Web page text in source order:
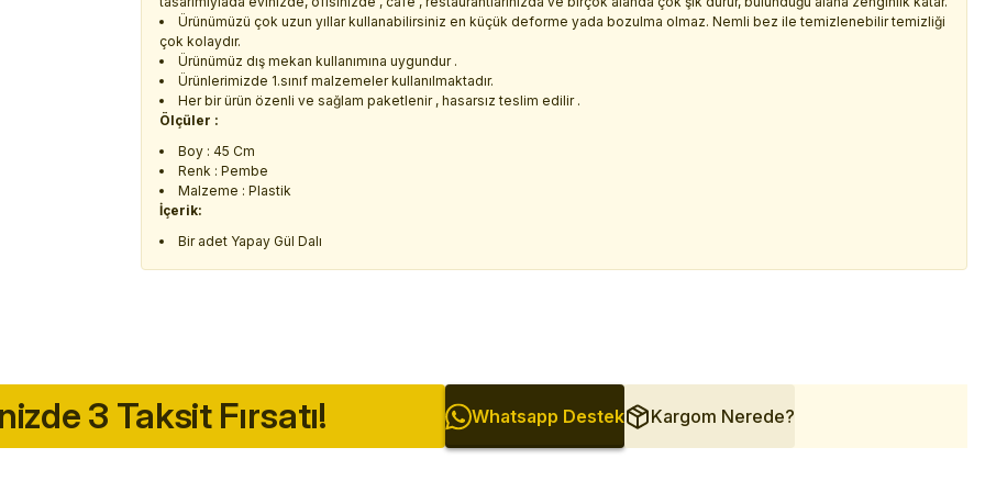
Ürünümüzü çok uzun yıllar kullanabilirsiniz en küçük deforme yada bozulma olmaz. Nemli bez ile temizlenebilir temizliği
çok kolaydır.
Ürünümüz dış mekan kullanımına uygundur .
Ürünlerimizde 1.sınıf malzemeler kullanılmaktadır.
Her bir ürün özenli ve sağlam paketlenir , hasarsız teslim edilir .
Ölçüler :
Boy : 45 Cm
Renk : Pembe
Malzeme : Plastik
İçerik:
Bir adet Yapay Gül Dalı
3 Taksit Fırsatı! Whatsapp Destek Kargom Nerede?